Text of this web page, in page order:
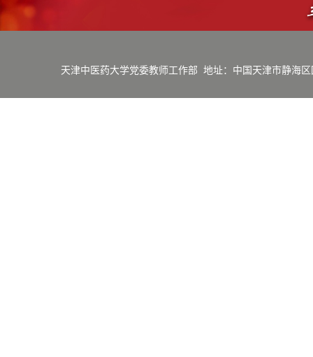
天津中医药大学党委教师工作部 地址：中国天津市静海